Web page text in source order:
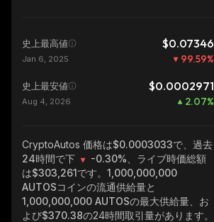
史上最高値 $0.07346
Jan 6, 2025 99.59%
史上最安値 $0.0002971
Aug 4, 2026 2.07%
CryptoAutos 価格は$0.0003033で、過去
24時間で下
-0.30% 、ライブ時価総額
は$303,261です。 1,000,000,000
AUTOSコインの流通供給量と
1,000,000,000 AUTOSの最大供給量、お
よび$370.38の24時間取引量があります。